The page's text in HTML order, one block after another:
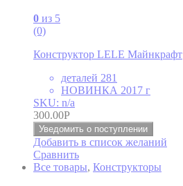
0 из 5
(0)
Конструктор LELE Майнкрафт
деталей 281
НОВИНКА 2017 г
SKU: n/a
300.00Р
Уведомить о поступлении
Добавить в список желаний
Сравнить
Все товары, Конструкторы